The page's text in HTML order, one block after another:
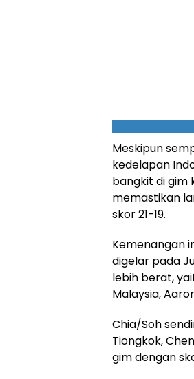
Meskipun
kedelapan
bangkit di gim
memastikan
skor 21-19.
Kemenangan
digelar pada
lebih berat,
Malaysia,
Chia/Soh
Tiongkok,
gim dengan